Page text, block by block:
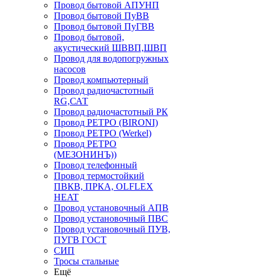
Провод бытовой АПУНП
Провод бытовой ПуВВ
Провод бытовой ПуГВВ
Провод бытовой,
акустический ШВВП,ШВП
Провод для водопогружных
насосов
Провод компьютерный
Провод радиочастотный
RG,САТ
Провод радиочастотный РК
Провод РЕТРО (BIRONI)
Провод РЕТРО (Werkel)
Провод РЕТРО
(МЕЗОНИНЪ))
Провод телефонный
Провод термостойкий
ПВКВ, ПРКА, OLFLEX
HEAT
Провод установочный АПВ
Провод установочный ПВС
Провод установочный ПУВ,
ПУГВ ГОСТ
СИП
Тросы стальные
Ещё